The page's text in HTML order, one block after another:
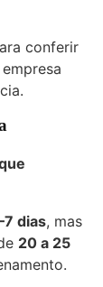
conferir
dias, mas
20 a 25